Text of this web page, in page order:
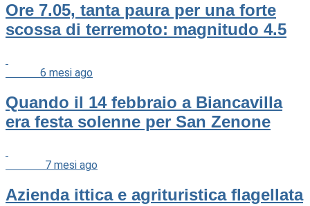
Ore 7.05, tanta paura per una forte
scossa di terremoto: magnitudo 4.5
6 mesi ago
Quando il 14 febbraio a Biancavilla
era festa solenne per San Zenone
7 mesi ago
Azienda ittica e agrituristica flagellata